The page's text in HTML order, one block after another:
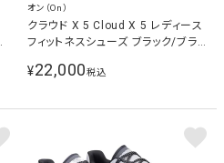
オン（On）
クラウド X 5 Cloud X 5 レディース
フィットネスシューズ ブラック/ブラッ
¥22,000税込